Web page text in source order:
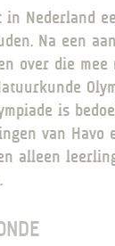
CELEANUM
8 / JONG
Nederland
Na een
over die mee
is
van Havo
alleen